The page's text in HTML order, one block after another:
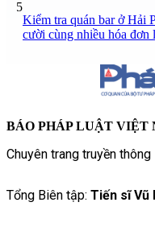
5
Kiểm tra quán bar ở Hải
cười cùng nhiều hóa đơn
BÁO PHÁP LUẬT VIỆT
Chuyên trang truyền
Tổng Biên tập: Tiến sĩ Vũ